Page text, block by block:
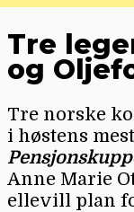
Tre
og
Tre norske
i høstens
Anne Marie
ellevill plan